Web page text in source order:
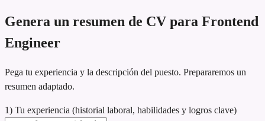
Genera un resumen de CV para Frontend
Engineer
Pega tu experiencia y la descripción del puesto. Prepararemos un
resumen adaptado.
1) Tu experiencia (historial laboral, habilidades y logros clave)